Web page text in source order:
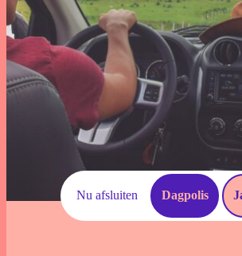
Download
Schade Melden
Veelgestelde vragen
Nu afsluiten Dagpolis